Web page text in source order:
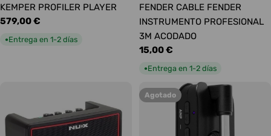
KEMPER PROFILER PLAYER
Precio
habitual
579,00 €
●Entrega en 1-2 días
FENDER CABLE FENDER
INSTRUMENTO PROFESIONAL
3M ACODADO
Precio
habitual
15,00 €
●Entrega en 1-2 días
Agotado